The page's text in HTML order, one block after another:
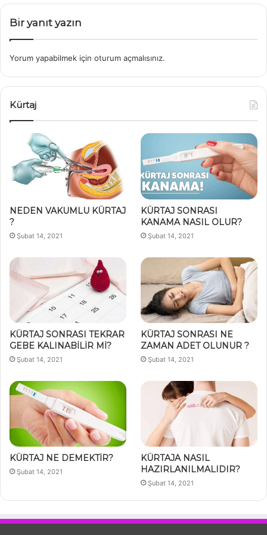
Bir yanıt yazın
Yorum yapabilmek için oturum açmalısınız.
Kürtaj
NEDEN VAKUMLU KÜRTAJ
?
Şubat 14, 2021
KÜRTAJ SONRASI
KANAMA NASIL OLUR?
Şubat 14, 2021
KÜRTAJ SONRASI TEKRAR
GEBE KALINABİLİR Mİ?
Şubat 14, 2021
KÜRTAJ SONRASI NE
ZAMAN ADET OLUNUR ?
Şubat 14, 2021
KÜRTAJ NE DEMEKTİR?
Şubat 14, 2021
KÜRTAJA NASIL
HAZIRLANILMALIDIR?
Şubat 14, 2021